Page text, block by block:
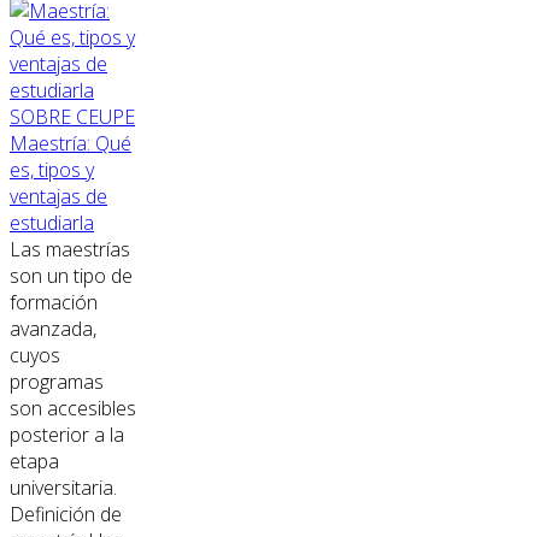
SOBRE CEUPE
Maestría: Qué
es, tipos y
ventajas de
estudiarla
Las maestrías
son un tipo de
formación
avanzada,
cuyos
programas
son accesibles
posterior a la
etapa
universitaria.
Definición de